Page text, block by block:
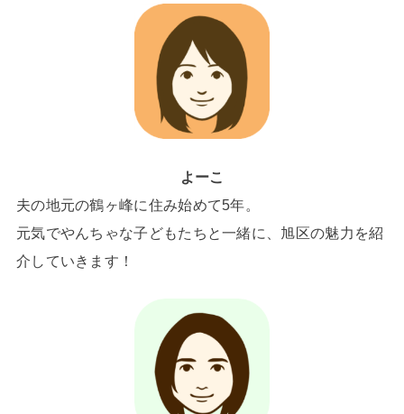
よーこ
夫の地元の鶴ヶ峰に住み始めて5年。
元気でやんちゃな子どもたちと一緒に、旭区の魅力を紹
介していきます！